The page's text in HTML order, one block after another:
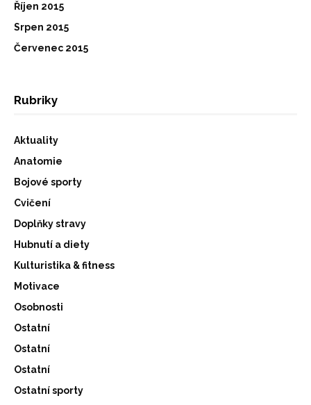
Říjen 2015
Srpen 2015
Červenec 2015
Rubriky
Aktuality
Anatomie
Bojové sporty
Cvičení
Doplňky stravy
Hubnutí a diety
Kulturistika & fitness
Motivace
Osobnosti
Ostatní
Ostatní
Ostatní
Ostatní sporty